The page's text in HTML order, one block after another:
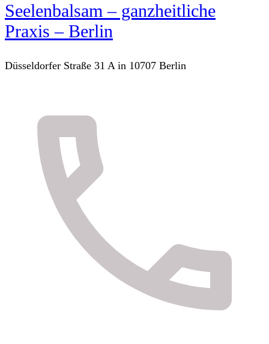
Seelenbalsam – ganzheitliche
Praxis – Berlin
Düsseldorfer Straße 31 A in 10707 Berlin